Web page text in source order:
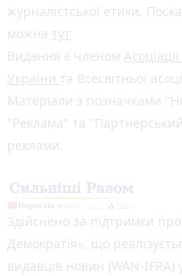
журналістської етики.
можна тут
Видання є членом
України та Всесвітньої
Матеріали з позначками
"Реклама" та
реклами.
Здійснено за підтримки
Демократія», що
видавців новин (WAN-IFRA)